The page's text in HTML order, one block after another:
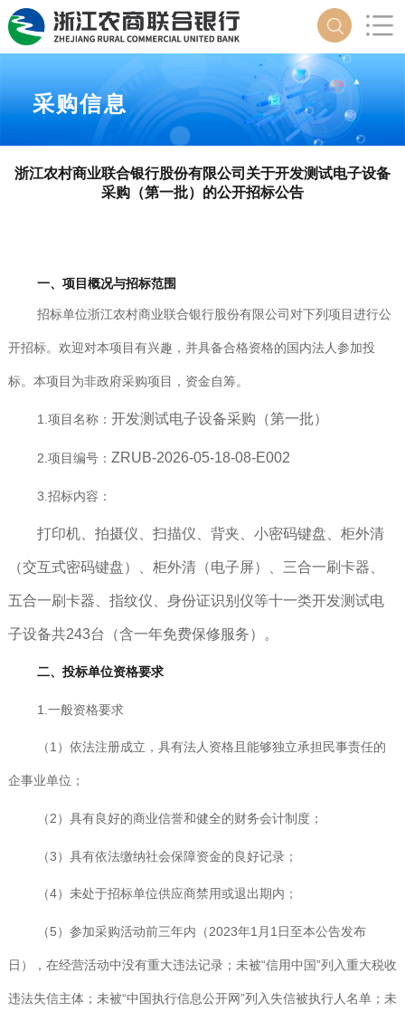
采购信息
浙江农村商业联合银行股份有限公司关于开发测试电子设备
采购（第一批）的公开招标公告
一、项目概况与招标范围
招标单位浙江农村商业联合银行股份有限公司对下列项目进行公
开招标。欢迎对本项目有兴趣，并具备合格资格的国内法人参加投
标。本项目为非政府采购项目，资金自筹。
1.项目名称：开发测试电子设备采购（第一批）
2.项目编号：ZRUB-2026-05-18-08-E002
3.招标内容：
打印机、拍摄仪、扫描仪、背夹、小密码键盘、柜外清
（交互式密码键盘）、柜外清（电子屏）、三合一刷卡器、
五合一刷卡器、指纹仪、身份证识别仪等十一类开发测试电
子设备共243台（含一年免费保修服务）。
二、投标单位资格要求
1.一般资格要求
（1）依法注册成立，具有法人资格且能够独立承担民事责任的
企事业单位；
（2）具有良好的商业信誉和健全的财务会计制度；
（3）具有依法缴纳社会保障资金的良好记录；
（4）未处于招标单位供应商禁用或退出期内；
（5）参加采购活动前三年内（2023年1月1日至本公告发布
日），在经营活动中没有重大违法记录；未被“信用中国”列入重大税收
违法失信主体；未被“中国执行信息公开网”列入失信被执行人名单；未